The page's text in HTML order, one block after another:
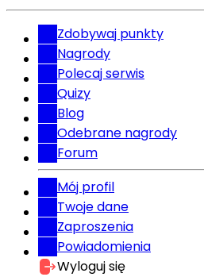
Zdobywaj punkty
Nagrody
Polecaj serwis
Quizy
Blog
Odebrane nagrody
Forum
Mój profil
Twoje dane
Zaproszenia
Powiadomienia
Wyloguj się